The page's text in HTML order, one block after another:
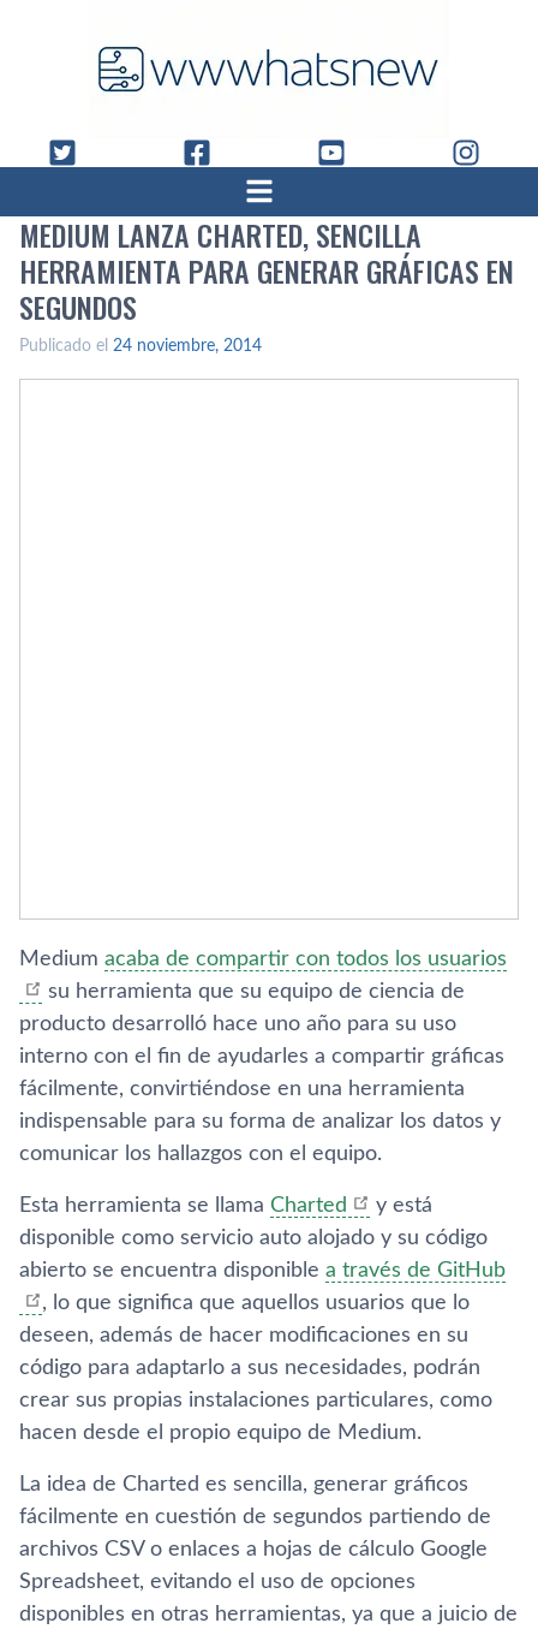
MEDIUM LANZA CHARTED, SENCILLA
HERRAMIENTA PARA GENERAR GRÁFICAS EN
SEGUNDOS
Publicado el 24 noviembre, 2014
Medium acaba de compartir con todos los usuarios
su herramienta que su equipo de ciencia de
producto desarrolló hace uno año para su uso
interno con el fin de ayudarles a compartir gráficas
fácilmente, convirtiéndose en una herramienta
indispensable para su forma de analizar los datos y
comunicar los hallazgos con el equipo.
Esta herramienta se llama Charted
y está
disponible como servicio auto alojado y su código
abierto se encuentra disponible a través de GitHub
, lo que significa que aquellos usuarios que lo
deseen, además de hacer modificaciones en su
código para adaptarlo a sus necesidades, podrán
crear sus propias instalaciones particulares, como
hacen desde el propio equipo de Medium.
La idea de Charted es sencilla, generar gráficos
fácilmente en cuestión de segundos partiendo de
archivos CSV o enlaces a hojas de cálculo Google
Spreadsheet, evitando el uso de opciones
disponibles en otras herramientas, ya que a juicio de